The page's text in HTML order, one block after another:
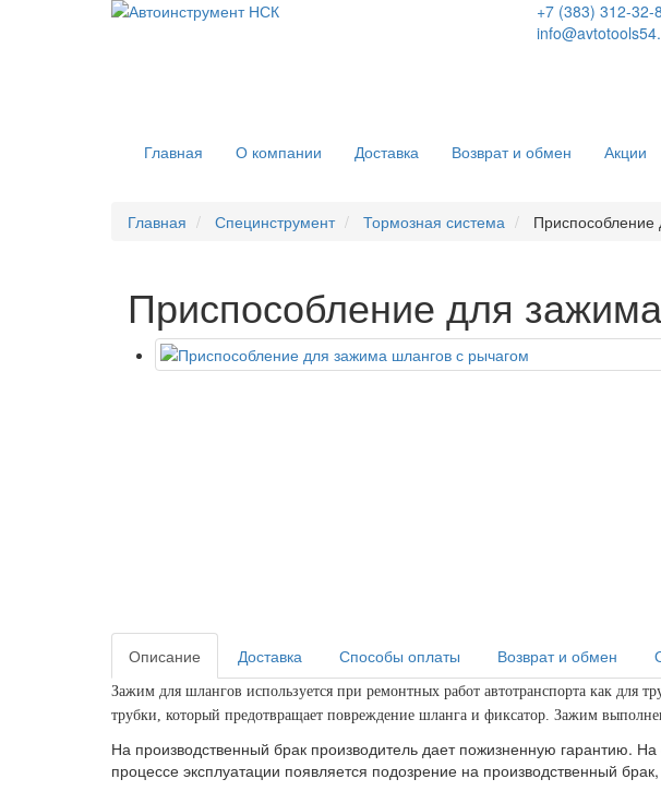
+7 (383) 312-32-
Главная
О компании Доставка Возврат и обмен Акции
Главная Специнструмент Тормозная система
Приспособление для
Описание
Доставка Способы оплаты Возврат и обмен
Зажим для шлангов используется при ремонтных работ автотранспорта как для
трубки, который предотвращает повреждение шланга и фиксатор. Зажим
На производственный брак производитель дает пожизненную гарантию.
процессе эксплуатации появляется подозрение на производственный